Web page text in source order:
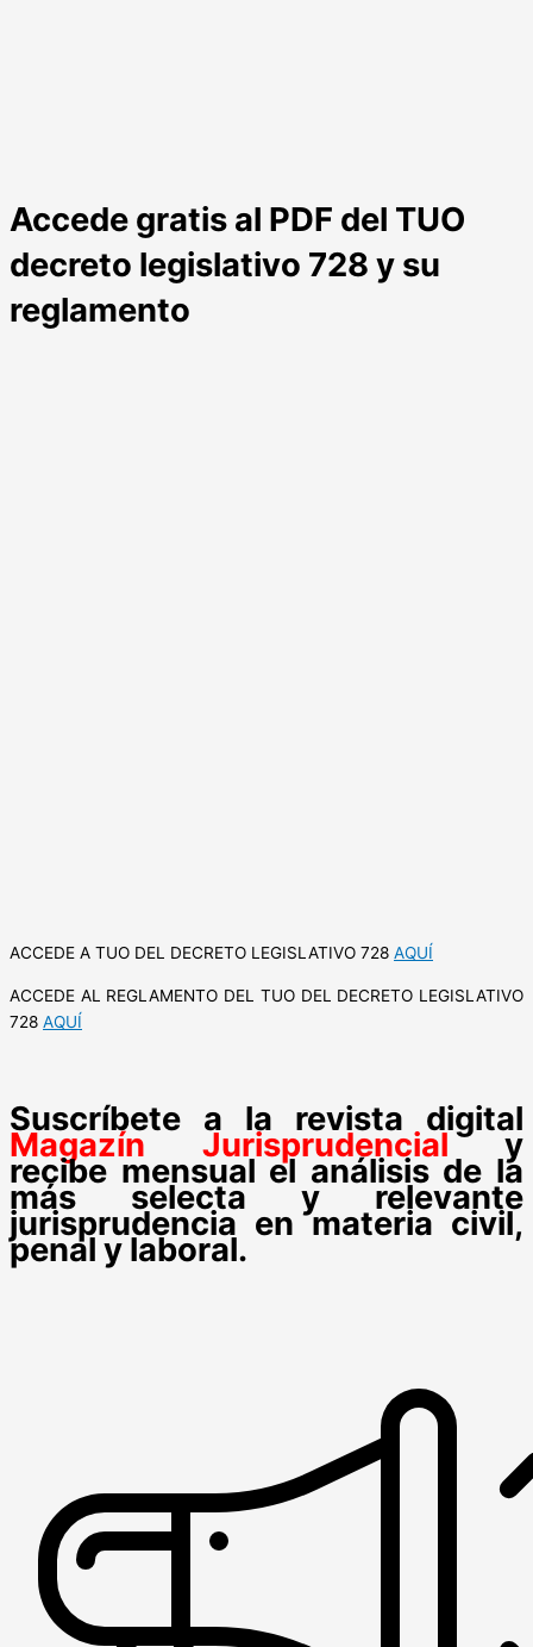
Accede gratis al PDF del TUO
decreto legislativo 728 y su
reglamento
ACCEDE A TUO DEL DECRETO LEGISLATIVO 728 AQUÍ
ACCEDE AL REGLAMENTO DEL TUO DEL DECRETO LEGISLATIVO
728 AQUÍ
Suscríbete a la revista digital
Magazín Jurisprudencialy
recibe mensual el análisis de la
más selecta y relevante
jurisprudencia en materia civil,
penal y laboral.